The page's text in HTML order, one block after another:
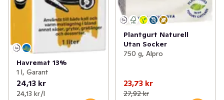
Havremat 13%
1 l, Garant
24,13 kr
24,13 kr /l
Plantgurt Naturell
Utan Socker
750 g, Alpro
23,73 kr
27,92 kr